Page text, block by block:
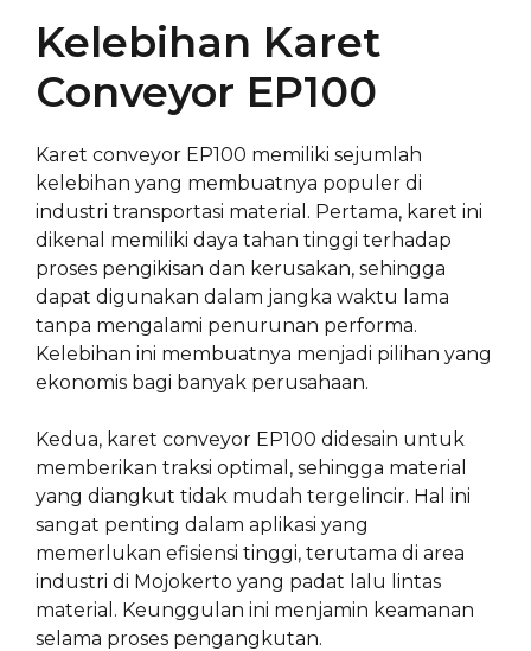
Kelebihan Karet
Conveyor EP100
Karet conveyor EP100 memiliki sejumlah
kelebihan yang membuatnya populer di
industri transportasi material. Pertama, karet ini
dikenal memiliki daya tahan tinggi terhadap
proses pengikisan dan kerusakan, sehingga
dapat digunakan dalam jangka waktu lama
tanpa mengalami penurunan performa.
Kelebihan ini membuatnya menjadi pilihan yang
ekonomis bagi banyak perusahaan.
Kedua, karet conveyor EP100 didesain untuk
memberikan traksi optimal, sehingga material
yang diangkut tidak mudah tergelincir. Hal ini
sangat penting dalam aplikasi yang
memerlukan efisiensi tinggi, terutama di area
industri di Mojokerto yang padat lalu lintas
material. Keunggulan ini menjamin keamanan
selama proses pengangkutan.